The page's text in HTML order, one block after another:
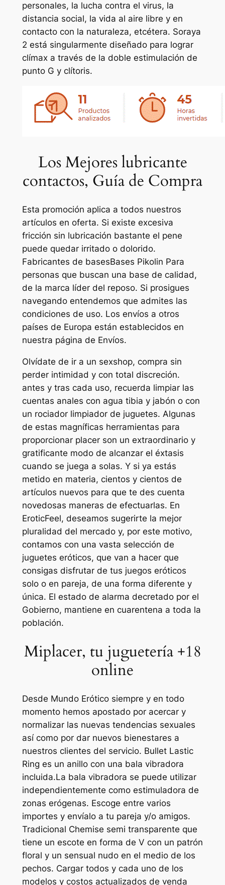
personales, la lucha contra el virus, la
distancia social, la vida al aire libre y en
contacto con la naturaleza, etcétera. Soraya
2 está singularmente diseñado para lograr
clímax a través de la doble estimulación de
punto G y clítoris.
Los Mejores lubricante
contactos, Guía de Compra
Esta promoción aplica a todos nuestros
artículos en oferta. Si existe excesiva
fricción sin lubricación bastante el pene
puede quedar irritado o dolorido.
Fabricantes de basesBases Pikolin Para
personas que buscan una base de calidad,
de la marca líder del reposo. Si prosigues
navegando entendemos que admites las
condiciones de uso. Los envíos a otros
países de Europa están establecidos en
nuestra página de Envíos.
Olvídate de ir a un sexshop, compra sin
perder intimidad y con total discreción.
antes y tras cada uso, recuerda limpiar las
cuentas anales con agua tibia y jabón o con
un rociador limpiador de juguetes. Algunas
de estas magníficas herramientas para
proporcionar placer son un extraordinario y
gratificante modo de alcanzar el éxtasis
cuando se juega a solas. Y si ya estás
metido en materia, cientos y cientos de
artículos nuevos para que te des cuenta
novedosas maneras de efectuarlas. En
EroticFeel, deseamos sugerirte la mejor
pluralidad del mercado y, por este motivo,
contamos con una vasta selección de
juguetes eróticos, que van a hacer que
consigas disfrutar de tus juegos eróticos
solo o en pareja, de una forma diferente y
única. El estado de alarma decretado por el
Gobierno, mantiene en cuarentena a toda la
población.
Miplacer, tu juguetería +18
online
Desde Mundo Erótico siempre y en todo
momento hemos apostado por acercar y
normalizar las nuevas tendencias sexuales
así como por dar nuevos bienestares a
nuestros clientes del servicio. Bullet Lastic
Ring es un anillo con una bala vibradora
incluida.La bala vibradora se puede utilizar
independientemente como estimuladora de
zonas erógenas. Escoge entre varios
importes y envíalo a tu pareja y/o amigos.
Tradicional Chemise semi transparente que
tiene un escote en forma de V con un patrón
floral y un sensual nudo en el medio de los
pechos. Cargar todos y cada uno de los
modelos y costos actualizados de venda